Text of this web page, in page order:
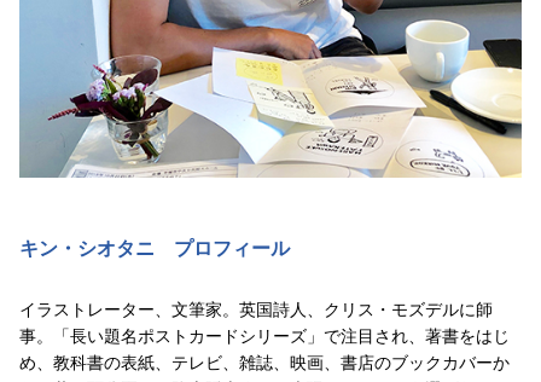
キン・シオタニ プロフィール
イラストレーター、文筆家。英国詩人、クリス・モズデルに師
事。「長い題名ポストカードシリーズ」で注目され、著書をはじ
め、教科書の表紙、テレビ、雑誌、映画、書店のブックカバーか